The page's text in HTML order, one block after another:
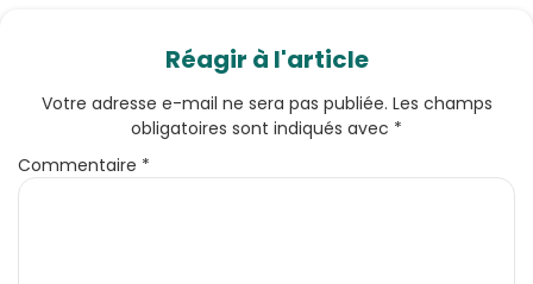
Réagir à l'article
Votre adresse e-mail ne sera pas publiée. Les champs
obligatoires sont indiqués avec *
Commentaire *